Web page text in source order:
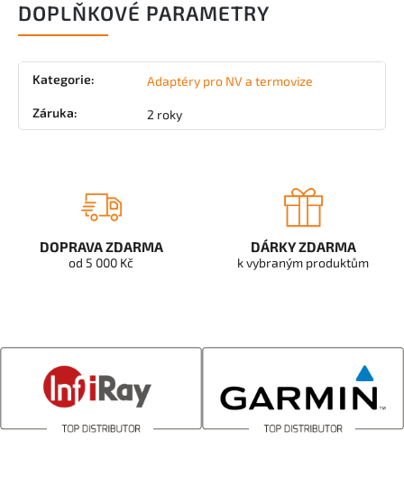
DOPLŇKOVÉ PARAMETRY
Kategorie: Adaptéry pro NV a termovize
Záruka: 2 roky
DOPRAVA ZDARMA
od 5 000 Kč
DÁRKY ZDARMA
k vybraným produktům